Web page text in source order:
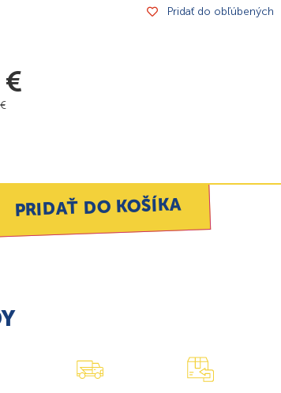
Pridať do obľúbených
€
€
PRIDAŤ DO KOŠÍKA